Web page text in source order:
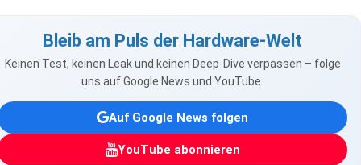
Bleib am Puls der Hardware-Welt
Keinen Test, keinen Leak und keinen Deep-Dive verpassen – folge
uns auf Google News und YouTube.
Auf Google News folgen
YouTube abonnieren